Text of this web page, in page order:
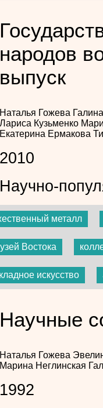
народов
выпуск
Наталья Гожева
Лариса Кузьменко
Екатерина Ермакова
2010
Научно-
металл
Востока
искусство
Научные
Наталья Гожева
Марина Неглинская
1992